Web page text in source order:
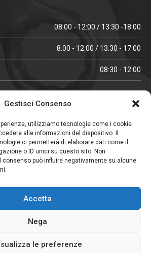
Gestisci Consenso
utilizziamo tecnologie come i cookie
alle informazioni del dispositivo. Il
ci permetterà di elaborare dati come il
o ID unici su questo sito. Non
consenso può influire negativamente su alcune
Accetta
Nega
le preferenze
08:00 - 12:00 / 13:30 -18:00
8:00 - 12:00 / 13:30 - 17:00
08:30 - 12:00
08:00 - 12:00 / 13:30 -18:00
08:00 - 12:00
settembre)
Viglezio - Tutti i diritti riservati.